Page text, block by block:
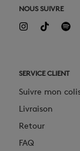
NOUS SUIVRE
SERVICE CLIENT
Suivre mon
Livraison
Retour
FAQ